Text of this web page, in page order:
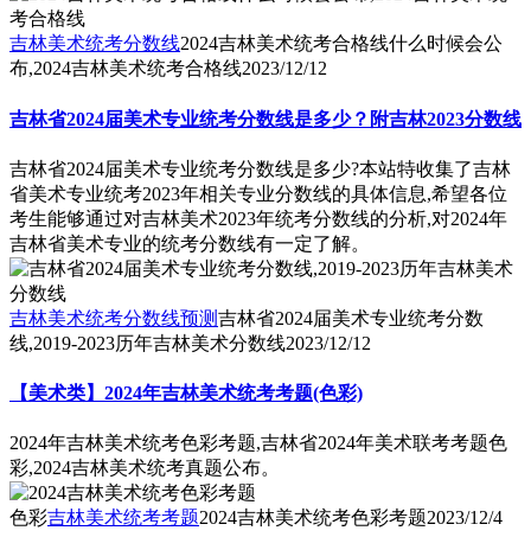
吉林美术统考分数线2024吉林美术统考合格线什么时候会公
布,2024吉林美术统考合格线2023/12/12
吉林省2024届美术专业统考分数线是多少？附吉林2023分数线
吉林省2024届美术专业统考分数线是多少?本站特收集了吉林
省美术专业统考2023年相关专业分数线的具体信息,希望各位
考生能够通过对吉林美术2023年统考分数线的分析,对2024年
吉林省美术专业的统考分数线有一定了解。
吉林美术统考分数线预测吉林省2024届美术专业统考分数
线,2019-2023历年吉林美术分数线2023/12/12
【美术类】2024年吉林美术统考考题(色彩)
2024年吉林美术统考色彩考题,吉林省2024年美术联考考题色
彩,2024吉林美术统考真题公布。
色彩吉林美术统考考题2024吉林美术统考色彩考题2023/12/4